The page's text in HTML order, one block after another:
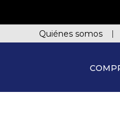
Quiénes somos